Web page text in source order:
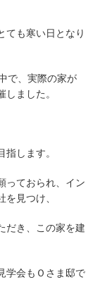
ても寒い日となり
で、実際の家が
ました。
します。
っておられ、イン
を見つけ、
だき、この家を建
学会もＯさま邸で